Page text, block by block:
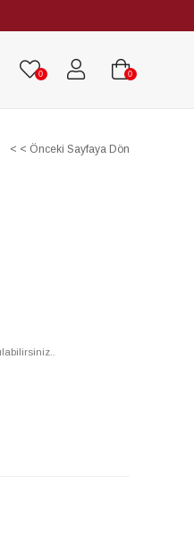
0 0
< < Önceki Sayfaya Dön